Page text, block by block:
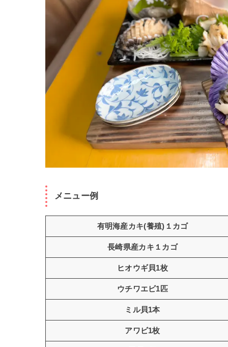
メニュー例
有明海産カキ(養殖)１カゴ
長崎県産カキ１カゴ
ヒオウギ貝1枚
ウチワエビ1匹
ミル貝1本
アワビ1枚